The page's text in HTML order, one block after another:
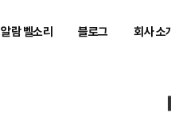
알람 벨소리 블로그 회사 소